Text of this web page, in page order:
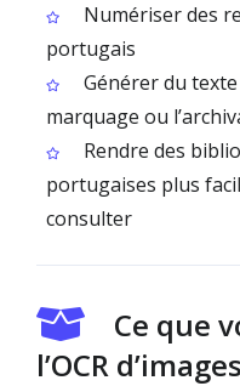
Numériser des
portugais
Générer du
marquage ou
Rendre des
portugaises plus
consulter
Ce que
l’OCR